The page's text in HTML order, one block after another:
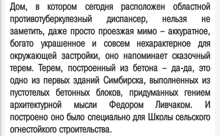
Дом, в котором сегодня расположен областной
противотуберкулезный диспансер, нельзя не
заметить, даже просто проезжая мимо – аккуратное,
богато украшенное и совсем нехарактерное для
окружающей застройки, оно напоминает сказочный
терем. Терем, построенный из бетона – да-да, это
одно из первых зданий Симбирска, выполненных из
пустотелых бетонных блоков, придуманных гением
архитектурной мысли Федором Ливчаком. И
построено оно было специально для Школы сельского
огнестойкого строительства.